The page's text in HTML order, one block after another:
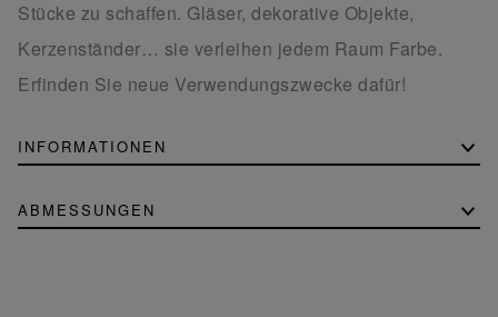
Stücke zu schaffen. Gläser, dekorative Objekte,
Kerzenständer… sie verleihen jedem Raum Farbe.
Erfinden Sie neue Verwendungszwecke dafür!
INFORMATIONEN
ABMESSUNGEN